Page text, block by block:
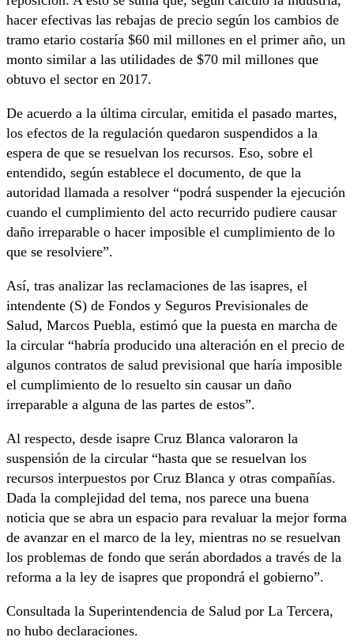
hacer efectivas las rebajas de precio según los cambios de
tramo etario costaría $60 mil millones en el primer año, un
monto similar a las utilidades de $70 mil millones que
obtuvo el sector en 2017.
De acuerdo a la última circular, emitida el pasado martes,
los efectos de la regulación quedaron suspendidos a la
espera de que se resuelvan los recursos. Eso, sobre el
entendido, según establece el documento, de que la
autoridad llamada a resolver “podrá suspender la ejecución
cuando el cumplimiento del acto recurrido pudiere causar
daño irreparable o hacer imposible el cumplimiento de lo
que se resolviere”.
Así, tras analizar las reclamaciones de las isapres, el
intendente (S) de Fondos y Seguros Previsionales de
Salud, Marcos Puebla, estimó que la puesta en marcha de
la circular “habría producido una alteración en el precio de
algunos contratos de salud previsional que haría imposible
el cumplimiento de lo resuelto sin causar un daño
irreparable a alguna de las partes de estos”.
Al respecto, desde isapre Cruz Blanca valoraron la
suspensión de la circular “hasta que se resuelvan los
recursos interpuestos por Cruz Blanca y otras compañías.
Dada la complejidad del tema, nos parece una buena
noticia que se abra un espacio para revaluar la mejor forma
de avanzar en el marco de la ley, mientras no se resuelvan
los problemas de fondo que serán abordados a través de la
reforma a la ley de isapres que propondrá el gobierno”.
Consultada la Superintendencia de Salud por La Tercera,
no hubo declaraciones.